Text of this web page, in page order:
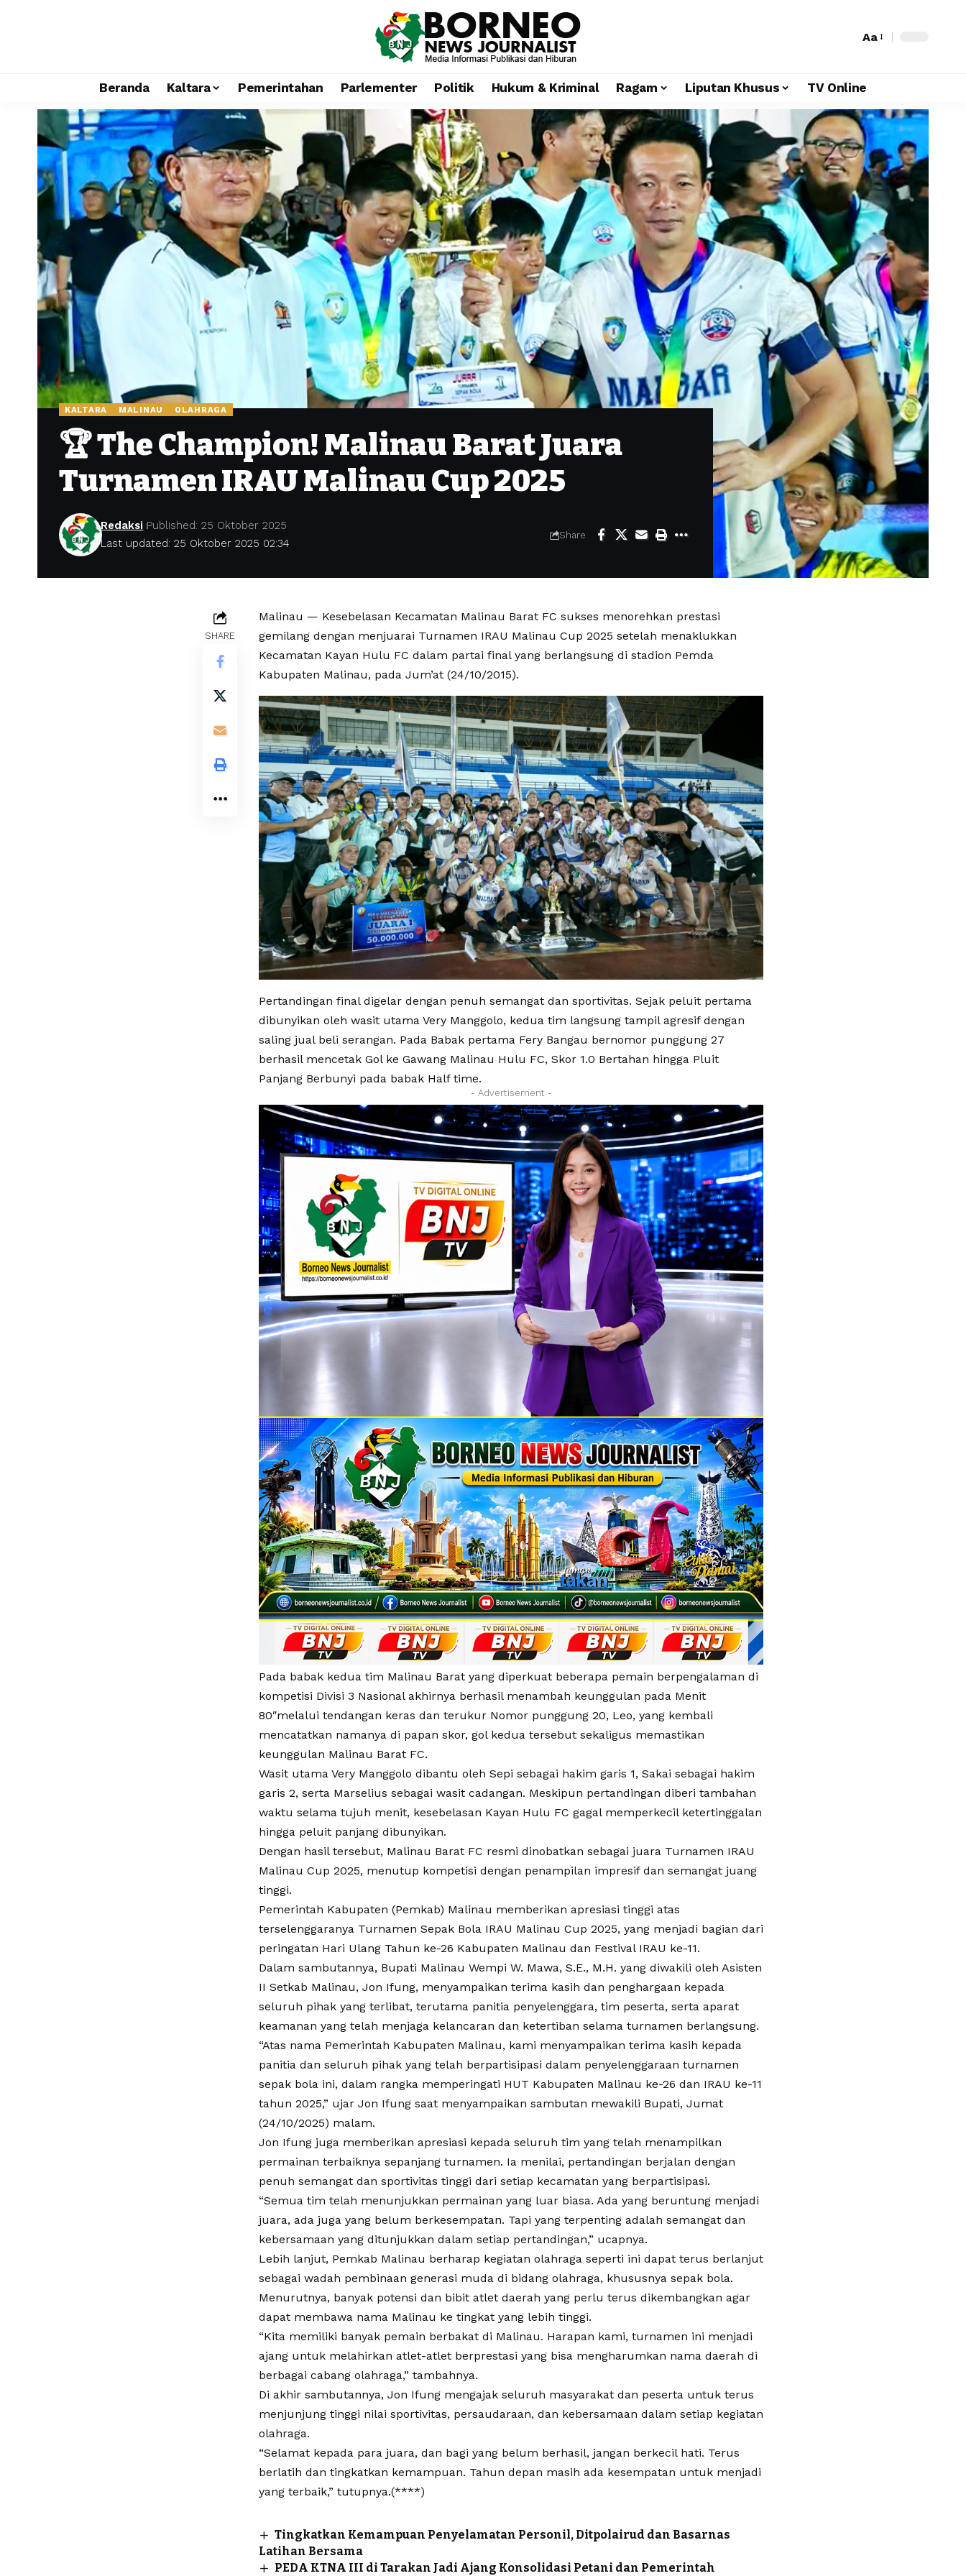
Aa
Beranda Kaltara Pemerintahan Parlementer Politik Hukum & Kriminal Ragam Liputan Khusus TV Online
KALTARA MALINAU OLAHRAGA
🏆 The Champion! Malinau Barat Juara
Turnamen IRAU Malinau Cup 2025
Last updated: 25 Oktober 2025 02:34
Redaksi Published: 25 Oktober 2025
Share
SHARE
Malinau — Kesebelasan Kecamatan Malinau Barat FC sukses menorehkan prestasi
gemilang dengan menjuarai Turnamen IRAU Malinau Cup 2025 setelah menaklukkan
Kecamatan Kayan Hulu FC dalam partai final yang berlangsung di stadion Pemda
Kabupaten Malinau, pada Jum’at (24/10/2015).
Pertandingan final digelar dengan penuh semangat dan sportivitas. Sejak peluit pertama
dibunyikan oleh wasit utama Very Manggolo, kedua tim langsung tampil agresif dengan
saling jual beli serangan. Pada Babak pertama Fery Bangau bernomor punggung 27
berhasil mencetak Gol ke Gawang Malinau Hulu FC, Skor 1.0 Bertahan hingga Pluit
Panjang Berbunyi pada babak Half time.
- Advertisement -
Pada babak kedua tim Malinau Barat yang diperkuat beberapa pemain berpengalaman di
kompetisi Divisi 3 Nasional akhirnya berhasil menambah keunggulan pada Menit
80″melalui tendangan keras dan terukur Nomor punggung 20, Leo, yang kembali
mencatatkan namanya di papan skor, gol kedua tersebut sekaligus memastikan
keunggulan Malinau Barat FC.
Wasit utama Very Manggolo dibantu oleh Sepi sebagai hakim garis 1, Sakai sebagai hakim
garis 2, serta Marselius sebagai wasit cadangan. Meskipun pertandingan diberi tambahan
waktu selama tujuh menit, kesebelasan Kayan Hulu FC gagal memperkecil ketertinggalan
hingga peluit panjang dibunyikan.
Dengan hasil tersebut, Malinau Barat FC resmi dinobatkan sebagai juara Turnamen IRAU
Malinau Cup 2025, menutup kompetisi dengan penampilan impresif dan semangat juang
tinggi.
Pemerintah Kabupaten (Pemkab) Malinau memberikan apresiasi tinggi atas
terselenggaranya Turnamen Sepak Bola IRAU Malinau Cup 2025, yang menjadi bagian dari
peringatan Hari Ulang Tahun ke-26 Kabupaten Malinau dan Festival IRAU ke-11.
Dalam sambutannya, Bupati Malinau Wempi W. Mawa, S.E., M.H. yang diwakili oleh Asisten
II Setkab Malinau, Jon Ifung, menyampaikan terima kasih dan penghargaan kepada
seluruh pihak yang terlibat, terutama panitia penyelenggara, tim peserta, serta aparat
keamanan yang telah menjaga kelancaran dan ketertiban selama turnamen berlangsung.
“Atas nama Pemerintah Kabupaten Malinau, kami menyampaikan terima kasih kepada
panitia dan seluruh pihak yang telah berpartisipasi dalam penyelenggaraan turnamen
sepak bola ini, dalam rangka memperingati HUT Kabupaten Malinau ke-26 dan IRAU ke-11
tahun 2025,” ujar Jon Ifung saat menyampaikan sambutan mewakili Bupati, Jumat
(24/10/2025) malam.
Jon Ifung juga memberikan apresiasi kepada seluruh tim yang telah menampilkan
permainan terbaiknya sepanjang turnamen. Ia menilai, pertandingan berjalan dengan
penuh semangat dan sportivitas tinggi dari setiap kecamatan yang berpartisipasi.
“Semua tim telah menunjukkan permainan yang luar biasa. Ada yang beruntung menjadi
juara, ada juga yang belum berkesempatan. Tapi yang terpenting adalah semangat dan
kebersamaan yang ditunjukkan dalam setiap pertandingan,” ucapnya.
Lebih lanjut, Pemkab Malinau berharap kegiatan olahraga seperti ini dapat terus berlanjut
sebagai wadah pembinaan generasi muda di bidang olahraga, khususnya sepak bola.
Menurutnya, banyak potensi dan bibit atlet daerah yang perlu terus dikembangkan agar
dapat membawa nama Malinau ke tingkat yang lebih tinggi.
“Kita memiliki banyak pemain berbakat di Malinau. Harapan kami, turnamen ini menjadi
ajang untuk melahirkan atlet-atlet berprestasi yang bisa mengharumkan nama daerah di
berbagai cabang olahraga,” tambahnya.
Di akhir sambutannya, Jon Ifung mengajak seluruh masyarakat dan peserta untuk terus
menjunjung tinggi nilai sportivitas, persaudaraan, dan kebersamaan dalam setiap kegiatan
olahraga.
“Selamat kepada para juara, dan bagi yang belum berhasil, jangan berkecil hati. Terus
berlatih dan tingkatkan kemampuan. Tahun depan masih ada kesempatan untuk menjadi
yang terbaik,” tutupnya.(****)
Tingkatkan Kemampuan Penyelamatan Personil, Ditpolairud dan Basarnas
Latihan Bersama
PEDA KTNA III di Tarakan Jadi Ajang Konsolidasi Petani dan Pemerintah